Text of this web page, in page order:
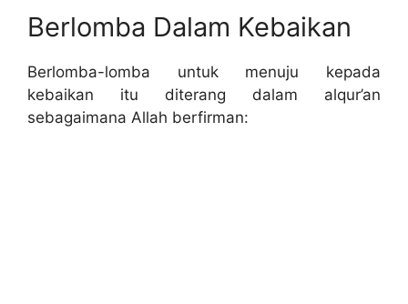
Berlomba Dalam Kebaikan
Berlomba-lomba untuk menuju kepada
kebaikan itu diterang dalam alqur’an
sebagaimana Allah berfirman: